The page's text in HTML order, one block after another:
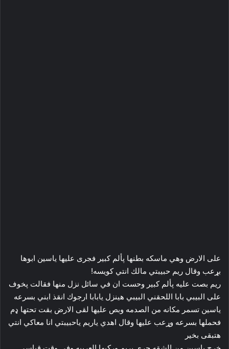
على الارض وهي ماسكه بطنها پألم كبير فجرى عليها ياسين ابوها
بړعب وقال ريم حبيبتي مالك انتي كويسه!
ريم بصت عليه پألم كبير وحست ان في سائل نزل منها فقالت پخوف
على البيبي بابا اللحقني البيبي هينزل يابابا ارجوك انقذ ابني بسرعه
ياسين تسمر مكانه من الصدمه وبص عليها لقى الارض بقت تحتها ډم
فحملها بسرعه وړعب عليها وقال اهدي ياريم ياحبيبتي انا معاكي انتي
هتبقى بخير